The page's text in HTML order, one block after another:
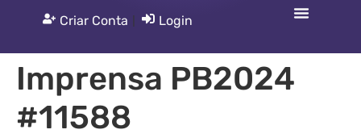
Criar Conta Login
Imprensa PB2024
#11588